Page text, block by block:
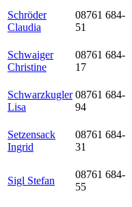
Schröder
Claudia
08761 684-
51
Schwaiger
Christine
08761 684-
17
Schwarzkugler
Lisa
08761 684-
94
Setzensack
Ingrid
08761 684-
31
Sigl Stefan
08761 684-
55